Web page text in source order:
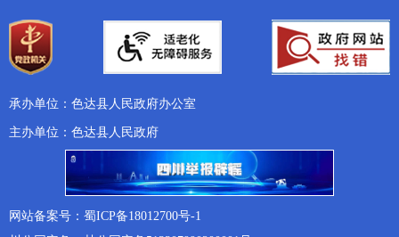
承办单位：色达县人民政府办公室
主办单位：色达县人民政府
网站备案号：蜀ICP备18012700号-1